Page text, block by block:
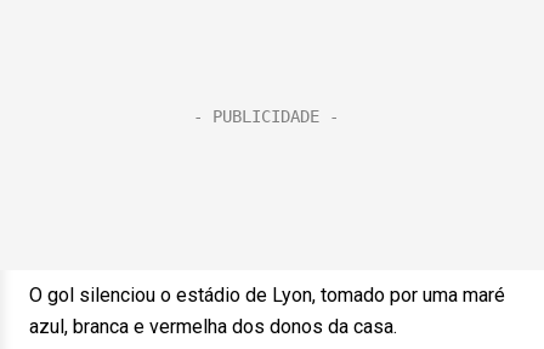
O gol silenciou o estádio de Lyon, tomado por uma maré
azul, branca e vermelha dos donos da casa.